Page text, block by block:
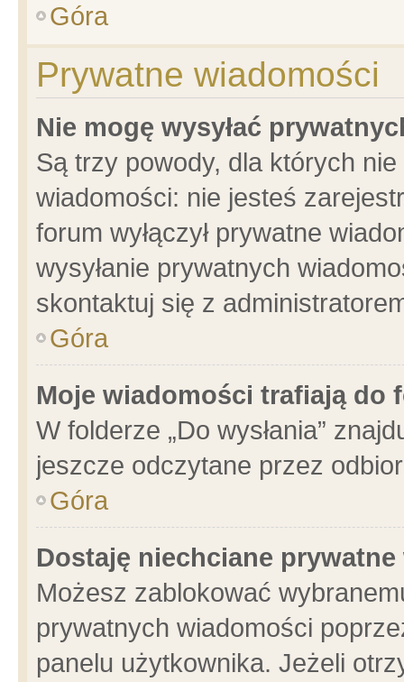
Góra
Prywatne wiadomości
Nie mogę wysyłać
Są trzy powody, dla których
wiadomości: nie jesteś
forum wyłączył prywatne
wysyłanie prywatnych
skontaktuj się z
Góra
Moje wiadomości trafiają do
W folderze „Do wysłania”
jeszcze odczytane przez
Góra
Dostaję niechciane
Możesz zablokować
prywatnych wiadomości
panelu użytkownika. Jeżeli